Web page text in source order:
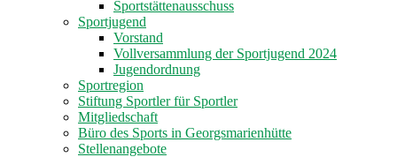
Sportstättenausschuss
Sportjugend
Vorstand
Vollversammlung der Sportjugend 2024
Jugendordnung
Sportregion
Stiftung Sportler für Sportler
Mitgliedschaft
Büro des Sports in Georgsmarienhütte
Stellenangebote